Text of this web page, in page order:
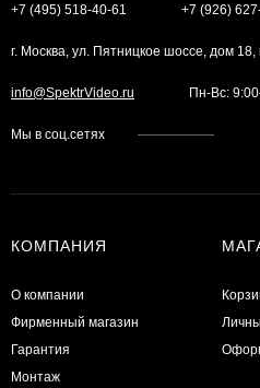
+7 (495) 518-40-61 +7 (926)
г. Москва, ул. Пятницкое шоссе, дом
info@SpektrVideo.ru Пн-Вс:
Мы в соц.сетях
КОМПАНИЯ
О компании
Фирменный магазин
Гарантия
Монтаж